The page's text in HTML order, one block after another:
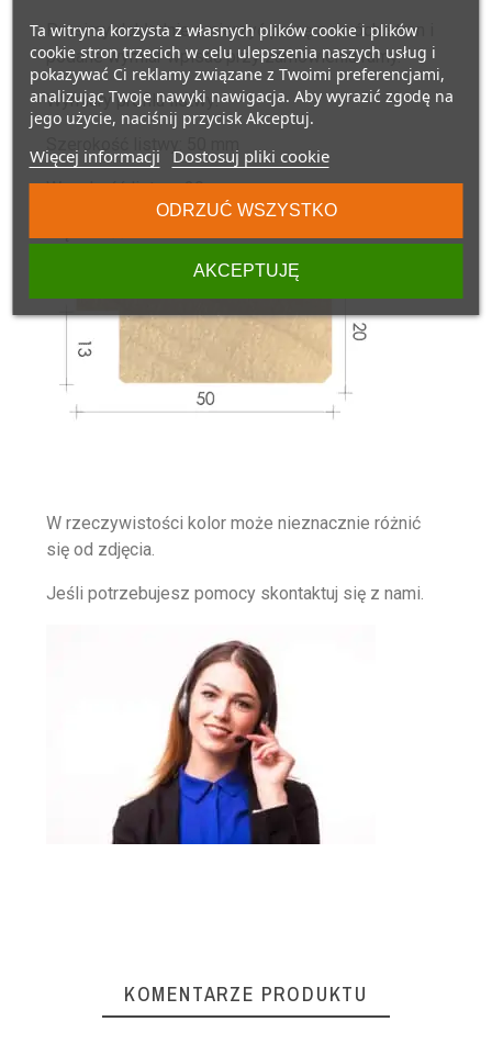
Prosimy dokładnie zmierzyć pracę z dwóch stron i
podane wymiar wpisać przy zamówieniu ramy.
Wymiary profilu listwy:
Wysokość listwy: 20 mm
W rzeczywistości kolor może nieznacznie różnić
się od zdjęcia.
Jeśli potrzebujesz pomocy skontaktuj się z nami.
KOMENTARZE PRODUKTU
Ta witryna korzysta z własnych plików cookie i plików
cookie stron trzecich w celu ulepszenia naszych usług i
pokazywać Ci reklamy związane z Twoimi preferencjami,
analizując Twoje nawyki nawigacja. Aby wyrazić zgodę na
jego użycie, naciśnij przycisk Akceptuj.
Więcej informacji Dostosuj pliki cookie
ODRZUĆ WSZYSTKO
AKCEPTUJĘ